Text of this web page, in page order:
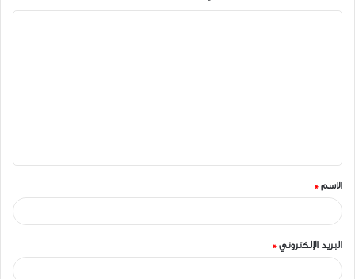
ق
*
الاسم *
البريد الإلكتروني *